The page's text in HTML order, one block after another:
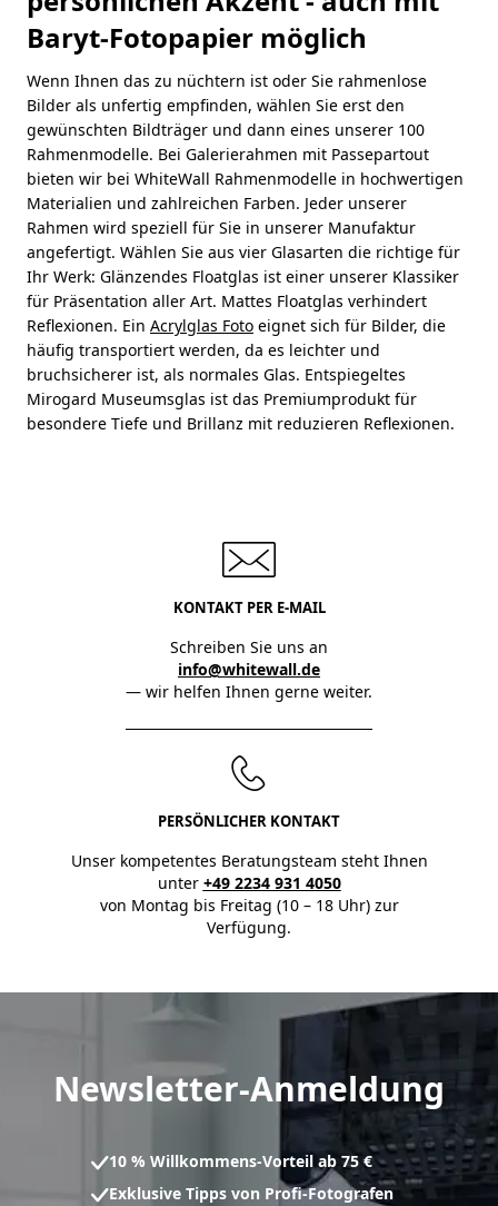
Baryt-Fotopapier möglich
Wenn Ihnen das zu nüchtern ist oder Sie rahmenlose
Bilder als unfertig empfinden, wählen Sie erst den
gewünschten Bildträger und dann eines unserer 100
Rahmenmodelle. Bei Galerierahmen mit Passepartout
bieten wir bei WhiteWall Rahmenmodelle in hochwertigen
Materialien und zahlreichen Farben. Jeder unserer
Rahmen wird speziell für Sie in unserer Manufaktur
angefertigt. Wählen Sie aus vier Glasarten die richtige für
Ihr Werk: Glänzendes Floatglas ist einer unserer Klassiker
für Präsentation aller Art. Mattes Floatglas verhindert
Reflexionen. Ein Acrylglas Foto eignet sich für Bilder, die
häufig transportiert werden, da es leichter und
bruchsicherer ist, als normales Glas. Entspiegeltes
Mirogard Museumsglas ist das Premiumprodukt für
besondere Tiefe und Brillanz mit reduzieren Reflexionen.
KONTAKT PER E-MAIL
Schreiben Sie uns an
info@whitewall.de
— wir helfen Ihnen gerne weiter.
PERSÖNLICHER KONTAKT
Unser kompetentes Beratungsteam steht Ihnen
unter +49 2234 931 4050
von Montag bis Freitag (10 – 18 Uhr) zur
Verfügung.
Newsletter-Anmeldung
10 % Willkommens-Vorteil ab 75 €
Exklusive Tipps von Profi-Fotografen